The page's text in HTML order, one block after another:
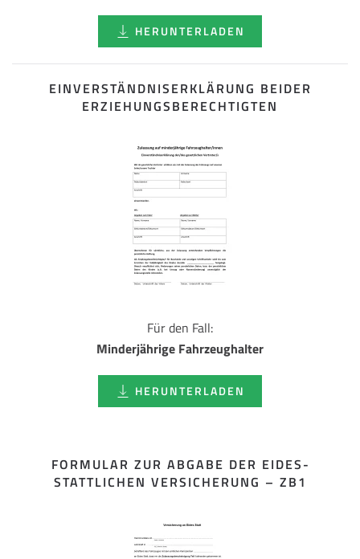
HERUNTERLADEN
EINVERSTÄNDNISERKLÄRUNG BEIDER
ERZIEHUNGSBERECHTIGTEN
Für den Fall:
Minderjährige Fahrzeughalter
HERUNTERLADEN
FORMULAR ZUR ABGABE DER EIDES­
STATTLICHEN VERSICHERUNG – ZB1